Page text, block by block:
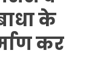
के
कर